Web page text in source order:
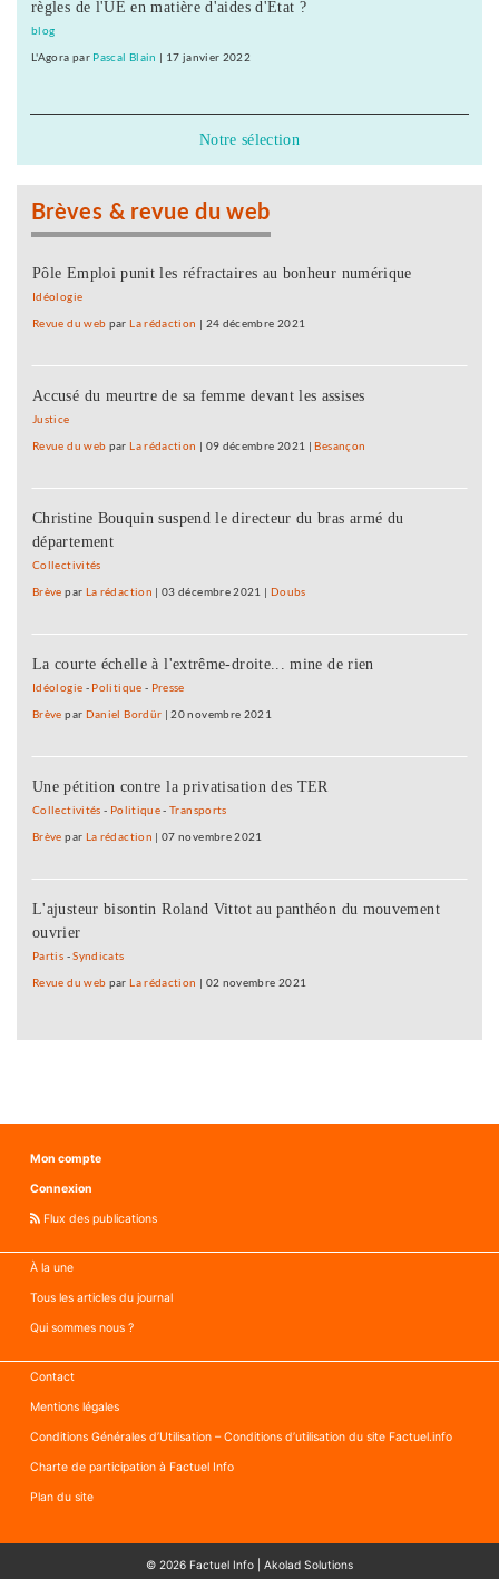
règles de l'UE en matière d'aides d'État ?
blog
L'Agora par Pascal Blain 17 janvier 2022
Notre sélection
Brèves & revue du web
Pôle Emploi punit les réfractaires au bonheur numérique
Idéologie
Revue du web par La rédaction 24 décembre 2021
Accusé du meurtre de sa femme devant les assises
Justice
Revue du web par La rédaction 09 décembre 2021 Besançon
Christine Bouquin suspend le directeur du bras armé du
département
Collectivités
Brève par La rédaction |03 décembre 2021 Doubs
La courte échelle à l'extrême-droite... mine de rien
Idéologie - Politique - Presse
Brève par Daniel Bordür |20 novembre 2021
Une pétition contre la privatisation des TER
Collectivités - Politique-Transports
Brève par La rédaction |07 novembre 2021
L'ajusteur bisontin Roland Vittot au panthéon du mouvement
ouvrier
Partis -Syndicats
Revue du web par La rédaction 02 novembre 2021
Mon compte
Connexion
Flux des publications
À la une
Tous les articles du journal
Qui sommes nous ?
Contact
Mentions légales
Conditions Générales d’Utilisation – Conditions d’utilisation du site Factuel.info
Charte de participation à Factuel Info
Plan du site
© 2026 Factuel Info Akolad Solutions